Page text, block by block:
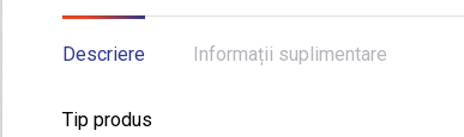
Descriere Informații suplimentare
Tip produs